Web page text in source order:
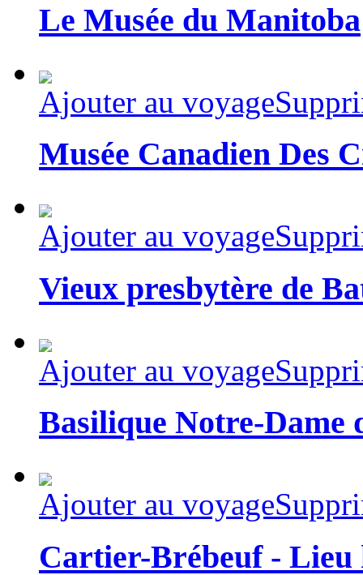
Le Musée du Manitoba
Ajouter au voyage
Musée Canadien Des
Ajouter au voyage
Vieux presbytère de
Ajouter au voyage
Basilique Notre-Dame
Ajouter au voyage
Cartier-Brébeuf -